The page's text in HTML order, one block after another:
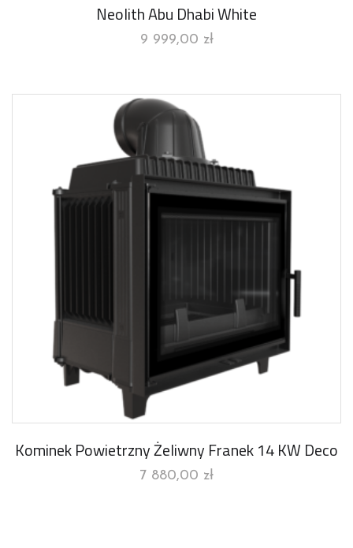
Neolith Abu Dhabi White
9 999,00 zł
Kominek Powietrzny Żeliwny Franek 14 KW Deco
7 880,00 zł